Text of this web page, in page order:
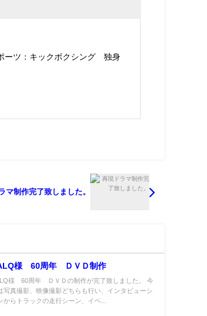
ーツ：キックボクシング 独身
マ制作完了致しました。
様 60周年 ＤＶＤ制作
様 60周年 ＤＶＤの制作が完了致しました。 今
写真撮影、映像撮影どちらも行い、インタビューシ
からトラックの走行シーン、イベ...